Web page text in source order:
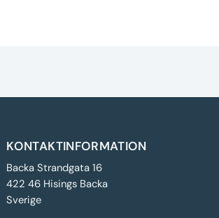
KONTAKTINFORMATION
Backa Strandgata 16
422 46 Hisings Backa
Sverige